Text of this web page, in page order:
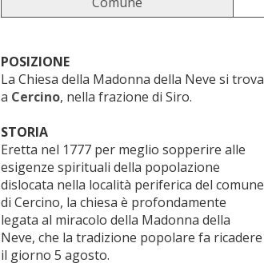
POSIZIONE
La Chiesa della Madonna della Neve si trova
a Cercino, nella frazione di Siro.
STORIA
Eretta nel 1777 per meglio sopperire alle
esigenze spirituali della popolazione
dislocata nella località periferica del comune
di Cercino, la chiesa è profondamente
legata al miracolo della Madonna della
Neve, che la tradizione popolare fa ricadere
il giorno 5 agosto.